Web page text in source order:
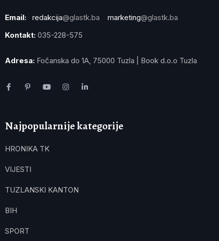
Email: redakcija@glastk.ba marketing@glastk.ba
Kontakt: 035-228-575
Adresa: Fočanska do 1A, 75000 Tuzla | Book d.o.o Tuzla
Najpopularnije kategorije
HRONIKA TK
VIJESTI
TUZLANSKI KANTON
BIH
SPORT